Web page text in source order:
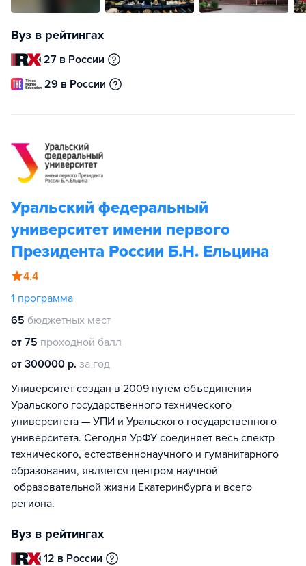
Вуз в рейтингах
27 в России
29 в России
Уральский федеральный
университет имени первого
Президента России Б.Н. Ельцина
4.4
1 программа
65 бюджетных мест
от 75 проходной балл
от 300000 р. за год
Университет создан в 2009 путем объединения
Уральского государственного технического
университета — УПИ и Уральского государственного
университета. Сегодня УрФУ соединяет весь спектр
технического, естественнонаучного и гуманитарного
образования, является центром научной
образовательной жизни Екатеринбурга и всего
региона.
Вуз в рейтингах
12 в России